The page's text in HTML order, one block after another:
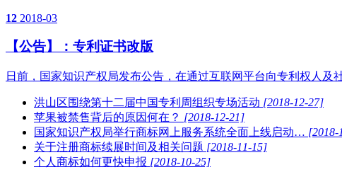
12 2018-03
【公告】：专利证书改版
日前，国家知识产权局发布公告，在通过互联网平台向专利权人
洪山区围绕第十二届中国专利周组织专场活动 [2018-12-27]
苹果被禁售背后的原因何在？ [2018-12-21]
国家知识产权局举行商标网上服务系统全面上线启动… [2018-
关于注册商标续展时间及相关问题 [2018-11-15]
个人商标如何更快申报 [2018-10-25]